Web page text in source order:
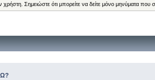
Σημειώστε ότι μπορείτε να δείτε μόνο μηνύματα